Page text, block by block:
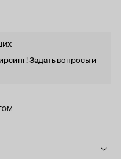
Задать вопросы и